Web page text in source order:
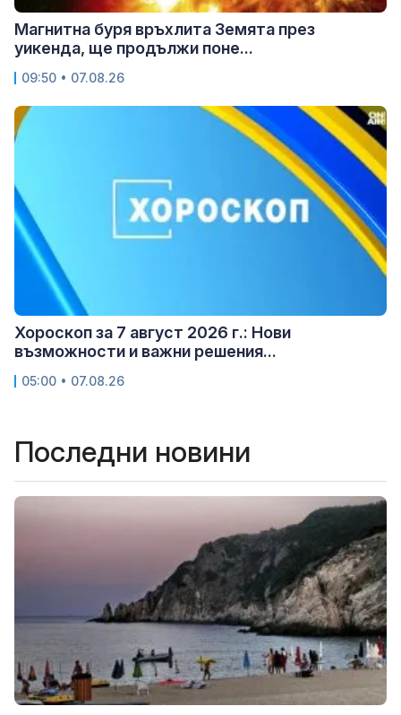
Магнитна буря връхлита Земята през
уикенда, ще продължи поне...
09:50 • 07.08.26
Хороскоп за 7 август 2026 г.: Нови
възможности и важни решения...
05:00 • 07.08.26
Последни новини